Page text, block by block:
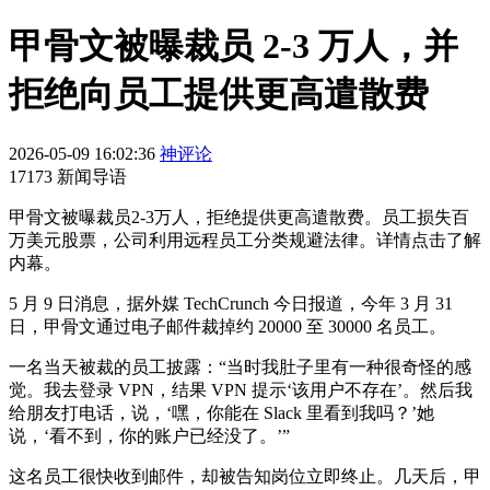
甲骨文被曝裁员 2-3 万人，并
拒绝向员工提供更高遣散费
2026-05-09 16:02:36 神评论
17173 新闻导语
甲骨文被曝裁员2-3万人，拒绝提供更高遣散费。员工损失百
万美元股票，公司利用远程员工分类规避法律。详情点击了解
内幕。
5 月 9 日消息，据外媒 TechCrunch 今日报道，今年 3 月 31
日，甲骨文通过电子邮件裁掉约 20000 至 30000 名员工。
一名当天被裁的员工披露：“当时我肚子里有一种很奇怪的感
觉。我去登录 VPN，结果 VPN 提示‘该用户不存在’。然后我
给朋友打电话，说，‘嘿，你能在 Slack 里看到我吗？’她
说，‘看不到，你的账户已经没了。’”
这名员工很快收到邮件，却被告知岗位立即终止。几天后，甲